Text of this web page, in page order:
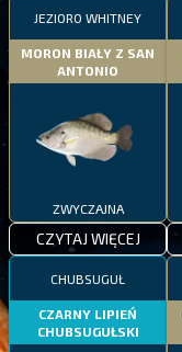
JEZIORO WHITNEY
MORON BIAŁY Z SAN
ANTONIO
ZWYCZAJNA
CZYTAJ WIĘCEJ
CHUBSUGUŁ
CZARNY LIPIEŃ
CHUBSUGUŁSKI